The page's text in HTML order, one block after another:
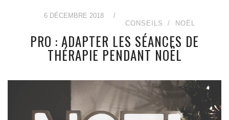
6 DÉCEMBRE 2018
/
CONSEILS
NOËL
PRO : ADAPTER LES SÉANCES DE
THÉRAPIE PENDANT NOËL